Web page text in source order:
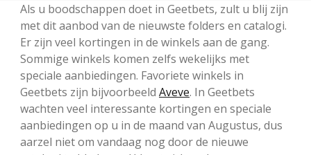
Als u boodschappen doet in Geetbets, zult u blij zijn
met dit aanbod van de nieuwste folders en catalogi.
Er zijn veel kortingen in de winkels aan de gang.
Sommige winkels komen zelfs wekelijks met
speciale aanbiedingen. Favoriete winkels in
Geetbets zijn bijvoorbeeld Aveve. In Geetbets
wachten veel interessante kortingen en speciale
aanbiedingen op u in de maand van Augustus, dus
aarzel niet om vandaag nog door de nieuwe